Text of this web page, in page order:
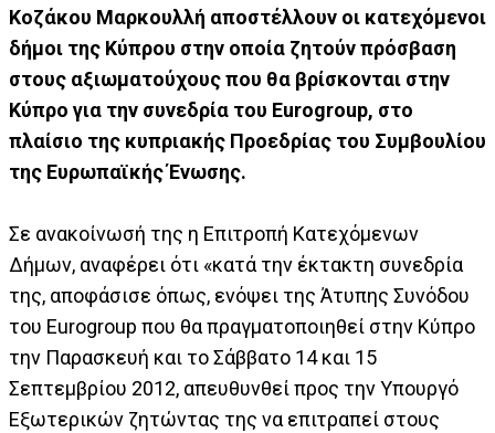
Κοζάκου Μαρκουλλή αποστέλλουν οι κατεχόμενοι
δήμοι της Κύπρου στην οποία ζητούν πρόσβαση
στους αξιωματούχους που θα βρίσκονται στην
Κύπρο για την συνεδρία του Eurogroup, στο
πλαίσιο της κυπριακής Προεδρίας του Συμβουλίου
της Ευρωπαϊκής Ένωσης.
Σε ανακοίνωσή της η Επιτροπή Κατεχόμενων
Δήμων, αναφέρει ότι «κατά την έκτακτη συνεδρία
της, αποφάσισε όπως, ενόψει της Άτυπης Συνόδου
του Eurogroup που θα πραγματοποιηθεί στην Κύπρο
την Παρασκευή και το Σάββατο 14 και 15
Σεπτεμβρίου 2012, απευθυνθεί προς την Υπουργό
Εξωτερικών ζητώντας της να επιτραπεί στους